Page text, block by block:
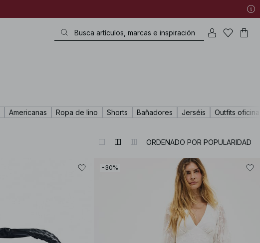
Americanas Ropa de lino Shorts Bañadores Jerséis Outfits oficina
ORDENADO POR POPULARIDAD
-30%